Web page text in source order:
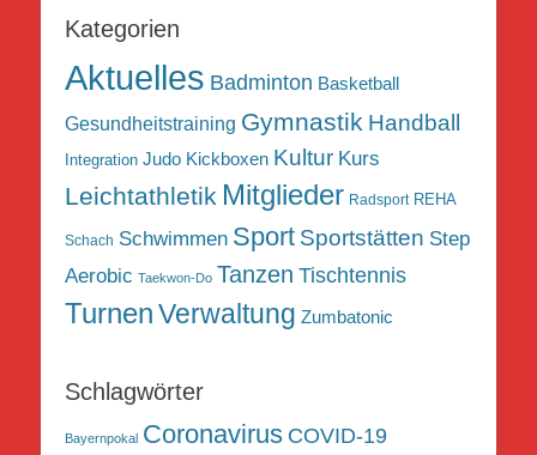
Kategorien
Aktuelles Badminton Basketball
Gesundheitstraining Gymnastik Handball
Integration Judo Kickboxen Kultur Kurs
Leichtathletik Mitglieder Radsport REHA
Schach Schwimmen Sport Sportstätten Step
Aerobic Taekwon-Do Tanzen Tischtennis
TurnenVerwaltung Zumbatonic
Schlagwörter
Bayernpokal Coronavirus COVID-19